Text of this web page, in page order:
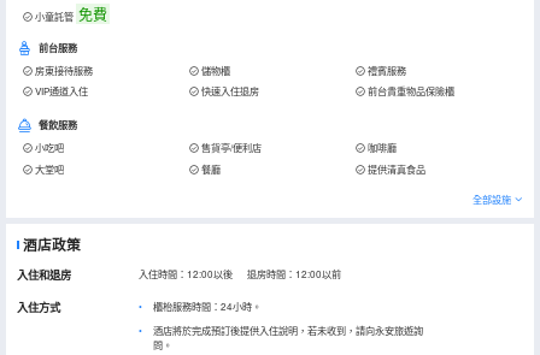
小童託管 免費
前台服務
房東接待服務 儲物櫃
禮賓服務
VIP通道入住
快速入住退房 前台貴重物品保險櫃
餐飲服務
小吃吧 售貨亭/便利店
咖啡廳
大堂吧
餐廳 提供清真食品
全部設施
酒店政策
入住和退房 入住時間：12:00以後 退房時間：12:00以前
入住方式
櫃枱服務時間：24小時。
酒店將於完成預訂後提供入住說明，若未收到，請向永安旅遊詢
問。